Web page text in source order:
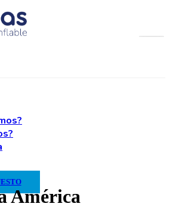
América